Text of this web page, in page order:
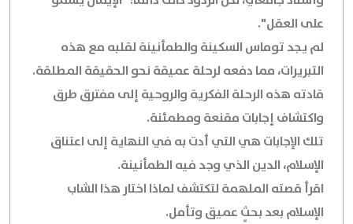
على العقل".
لم يجد توماس السكينة والطمأنينة لقلبه مع هذه
التبريرات، مما دفعه لرحلة عميقة نحو الحقيقة المطلقة.
قادته هذه الرحلة الفكرية والروحية إلى مفترق طرق
واكتشاف إجابات مقنعة ومطمئنة.
تلك الإجابات هي التي أدت به في النهاية إلى اعتناق
الإسلام، الدين الذي وجد فيه الطمأنينة.
اقرأ قصته الملهمة لتكتشف لماذا اختار هذا الشاب
الإسلام بعد بحثٍ عميق وتأمل.